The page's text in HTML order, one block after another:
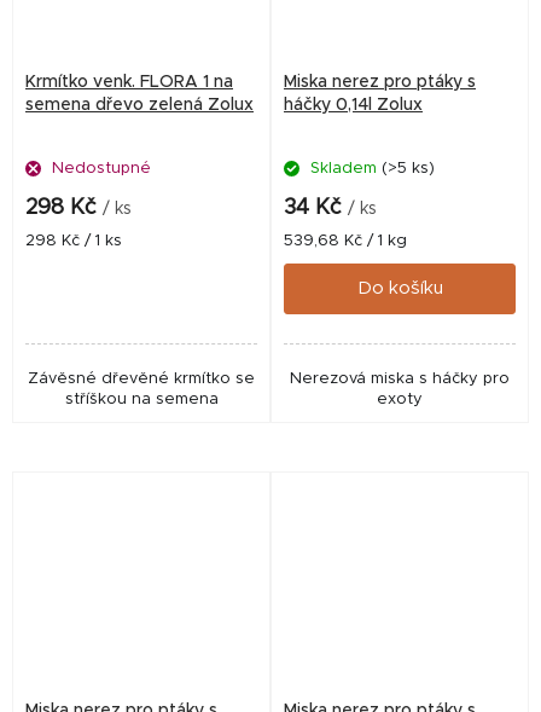
Krmítko venk. FLORA 1 na
semena dřevo zelená Zolux
Nedostupné
298 Kč / ks
Měrná
298 Kč / 1 ks
Závěsné dřevěné krmítko se
stříškou na semena
Miska nerez pro ptáky s
háčky 0,14l Zolux
Skladem (>5 ks)
34 Kč / ks
Měrná
cena:
539,68 Kč / 1 kg
Do košíku
Nerezová miska s háčky pro
exoty